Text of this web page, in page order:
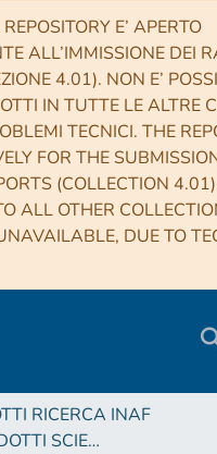
E’ APERTO
ALL’IMMISSIONE DEI
4.01). NON E’
IN TUTTE LE ALTRE
TECNICI. THE
FOR THE
(COLLECTION
ALL OTHER
DUE TO
RICERCA INAF
4 ALTRI PRODOTTI SCIENTIFICI (Other scientific products)